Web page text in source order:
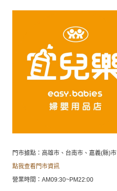
門市據點：高雄市、台南市、嘉義(縣)市
點我查看門市資訊
營業時間：AM09:30~PM22:00